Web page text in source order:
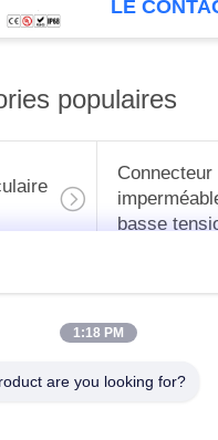
LE
populaires
Connecteur
basse
E27
1:18 PM
are you looking for?